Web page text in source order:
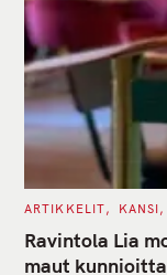
C
T
E
G
ARTIKKELIT KANSI
Ravintola Lia
maut